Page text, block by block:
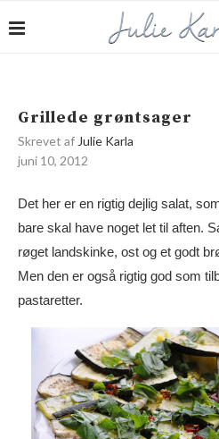
Grillede grøntsager
Skrevet af Julie Karla
juni 10, 2012
Det her er en rigtig dejlig salat,
bare skal have noget let til aften.
røget landskinke, ost og et godt
Men den er også rigtig god som
pastaretter.